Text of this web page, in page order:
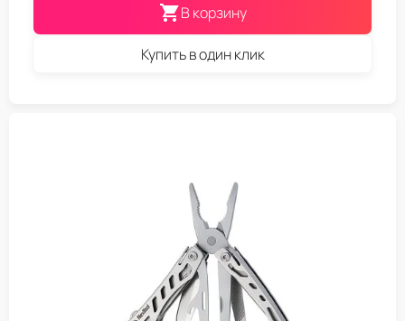
В корзину
Купить в один клик